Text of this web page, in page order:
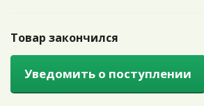
Товар закончился
Уведомить о поступлении